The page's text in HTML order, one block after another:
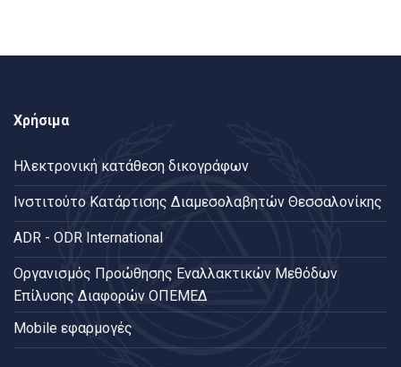
Χρήσιμα
Ηλεκτρονική κατάθεση δικογράφων
Ινστιτούτο Κατάρτισης Διαμεσολαβητών Θεσσαλονίκης
ADR - ODR International
Oργανισμός Προώθησης Εναλλακτικών Μεθόδων
Επίλυσης Διαφορών ΟΠΕΜΕΔ
Mobile εφαρμογές